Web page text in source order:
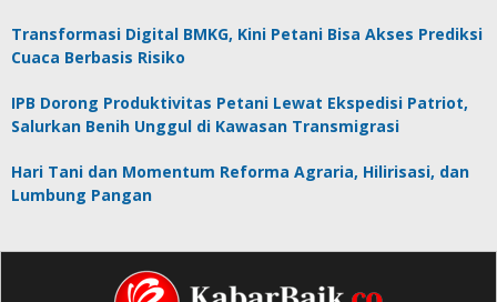
Transformasi Digital BMKG, Kini Petani Bisa Akses Prediksi
Cuaca Berbasis Risiko
IPB Dorong Produktivitas Petani Lewat Ekspedisi Patriot,
Salurkan Benih Unggul di Kawasan Transmigrasi
Hari Tani dan Momentum Reforma Agraria, Hilirisasi, dan
Lumbung Pangan